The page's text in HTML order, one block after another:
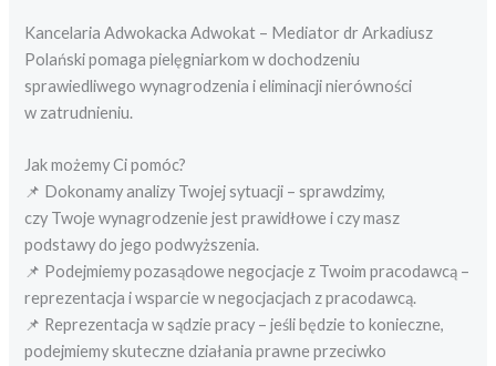
Kancelaria Adwokacka Adwokat – Mediator dr Arkadiusz
Polański pomaga pielęgniarkom w dochodzeniu
sprawiedliwego wynagrodzenia i eliminacji nierówności
w zatrudnieniu.
Jak możemy Ci pomóc?
📌 Dokonamy analizy Twojej sytuacji – sprawdzimy,
czy Twoje wynagrodzenie jest prawidłowe i czy masz
podstawy do jego podwyższenia.
📌 Podejmiemy pozasądowe negocjacje z Twoim pracodawcą –
reprezentacja i wsparcie w negocjacjach z pracodawcą.
📌 Reprezentacja w sądzie pracy – jeśli będzie to konieczne,
podejmiemy skuteczne działania prawne przeciwko